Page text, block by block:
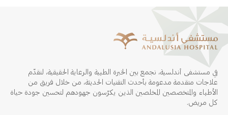
في مستشفى أندلسية، نجمع بين الخبرة الطبية والرعاية الحقيقية، لنقدّم
علاجات متقدمة مدعومة بأحدث التقنيات الحديثة، من خلال فريق من
الأطباء والمتخصصين المخلصين الذين يكرّسون جهودهم لتحسين جودة حياة
كل مريض.